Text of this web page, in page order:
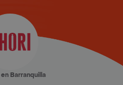
en Barranquilla